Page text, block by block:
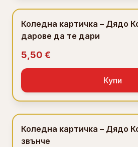
Коледна картичка – Дядо
дарове да те дари
5,50 €
Купи
Коледна картичка – Дядо
звънче